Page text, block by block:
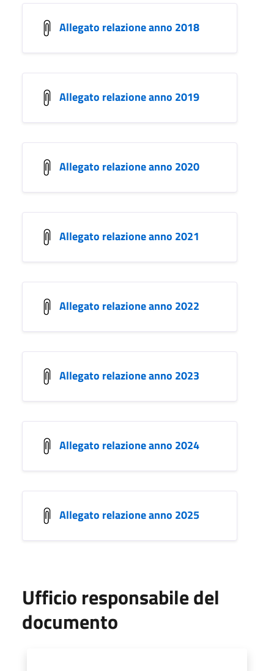
Allegato relazione anno 2018
Allegato relazione anno 2019
Allegato relazione anno 2020
Allegato relazione anno 2021
Allegato relazione anno 2022
Allegato relazione anno 2023
Allegato relazione anno 2024
Allegato relazione anno 2025
Ufficio responsabile del
documento